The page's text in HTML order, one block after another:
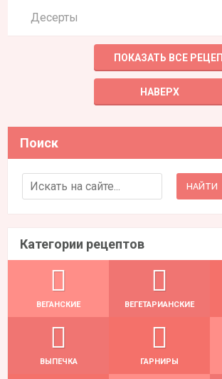
Десерты
ПОКАЗАТЬ ВСЕ
НАВЕРХ
Поиск
Search for:
Категории рецептов
ВЕГАНСКИЕ ВЕГЕТАРИАНСКИЕ
ВЫПЕЧКА ГАРНИРЫ